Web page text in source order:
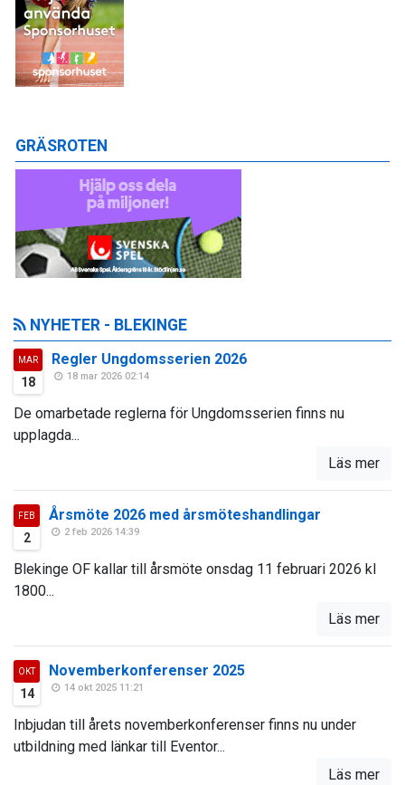
GRÄSROTEN
NYHETER - BLEKINGE
MAR
18
Regler Ungdomsserien 2026
18 mar 2026 02:14
De omarbetade reglerna för Ungdomsserien finns nu
upplagda...
Läs mer
FEB
2
Årsmöte 2026 med årsmöteshandlingar
2 feb 2026 14:39
Blekinge OF kallar till årsmöte onsdag 11 februari 2026 kl
1800...
Läs mer
OKT
14
Novemberkonferenser 2025
14 okt 2025 11:21
Inbjudan till årets novemberkonferenser finns nu under
utbildning med länkar till Eventor...
Läs mer